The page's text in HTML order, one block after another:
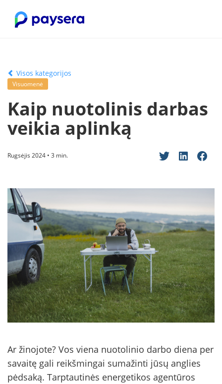
Visos kategorijos
Visuomenė
Kaip nuotolinis darbas
veikia aplinką
Rugsėjis 2024 • 3 min.
Ar žinojote? Vos viena nuotolinio darbo diena per
savaitę gali reikšmingai sumažinti jūsų anglies
pėdsaką. Tarptautinės energetikos agentūros